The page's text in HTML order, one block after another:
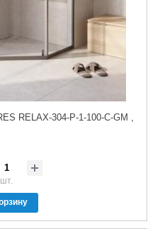
RELAX-304-P-1-100-C-GM ,
шт.